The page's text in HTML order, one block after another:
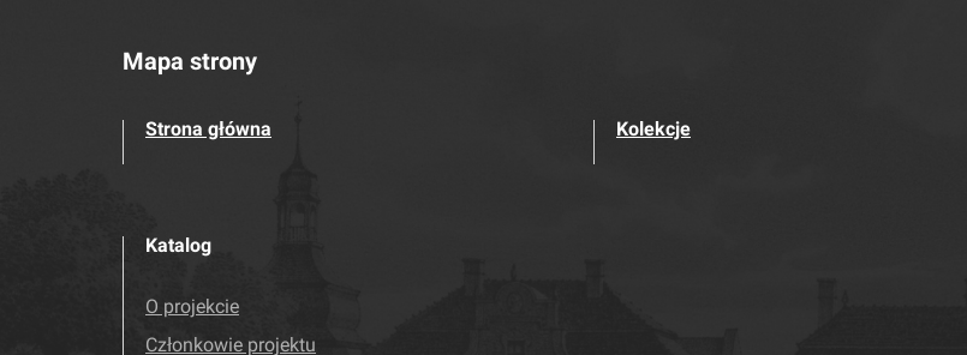
Mapa strony
Strona główna Kolekcje
Katalog
O projekcie
Członkowie projektu